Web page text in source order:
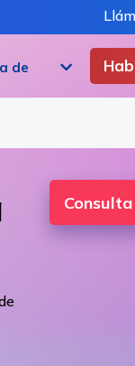
de